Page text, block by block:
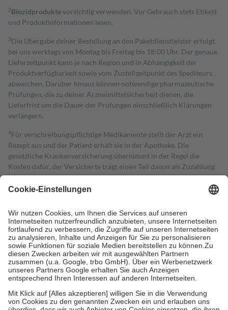
2Biozidproduktevorsichtig verwenden. Vor Gebrauch stets Etikett
und Produktinformationen lesen.
3Die Übergabe deiner Bestellung an den Paketdienstleister erfolgt
bei uns werktags von Montag bis Freitag bis 18:00 Uhr. Der genaue
Lieferzeitpunkt kann je nach Region und in Abhängigkeit der
Produktverfügbarkeit sowie vom Zustellzeitpunkt des Spediteurs
abweichen. Darüber hinaus können notwendige pharmazeutische
Prüfungen, die zu deiner Arzneimittelsicherheit dienen, die
Lieferfrist um die Dauer der Prüfungen einschließlich Klärungen
verlängern.
4Für verschreibungspflichtige Medikamente stellt der Arzt ein
Rezept aus und der Patient erhält sie in der Apotheke. Die
gesetzliche Krankenversicherung übernimmt in der Regel die
Kosten dafür, der Versicherte trägt einen Teil davon als Zuzahlung
mit.
Grundsätzlich leisten Mitglieder Zuzahlungen in Höhe von zehn
höchstens zehn Euro.
Es sind jedoch nie mehr als die tatsächlichen
Kosten der Leistung zu entrichten.
Diese Regeln gelten grundsätzlich auch für Online-Apotheken.
Bei Heilmitteln und häuslicher Krankenpflege beträgt die
Zuzahlung zehn Prozent der Kosten sowie zehn Euro je
Verordnung.
Um das Engagement der Versicherten für ihre eigene Gesundheit zu
stärken und die besondere Stellung der Familie zu unterstützen,
fallenkeine Zuzahlungenan bei:
• Kindern und Jugendlichen bis zum vollendeten 18. Lebensjahr